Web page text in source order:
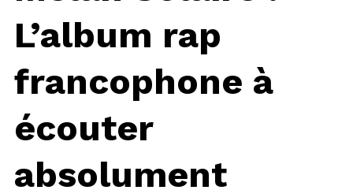
L’album rap
francophone à
écouter
absolument